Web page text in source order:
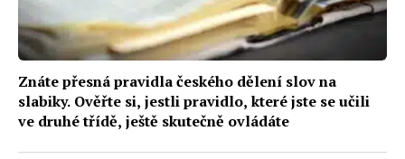
Znáte přesná pravidla českého dělení slov na
slabiky. Ověřte si, jestli pravidlo, které jste se učili
ve druhé třídě, ještě skutečně ovládáte